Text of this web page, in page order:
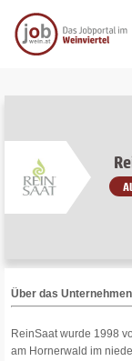
Über das Unternehmen
ReinSaat wurde 1998
am Hornerwald im